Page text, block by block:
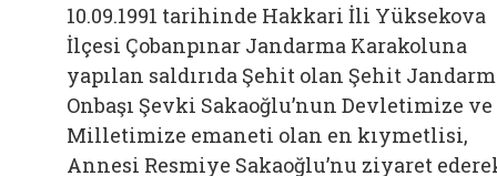
10.09.1991 tarihinde Hakkari İli Yüksekova
İlçesi Çobanpınar Jandarma Karakoluna
yapılan saldırıda Şehit olan Şehit
Onbaşı Bağlantıyı aç
Şevki Sakaoğlu’nun Devletimize ve
Milletimize emaneti olan en kıymetlisi,
Annesi Resmiye Sakaoğlu’nu ziyaret